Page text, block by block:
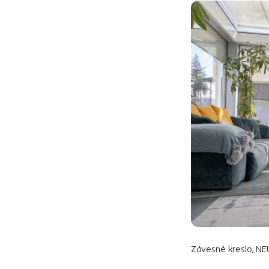
Závesné kreslo,